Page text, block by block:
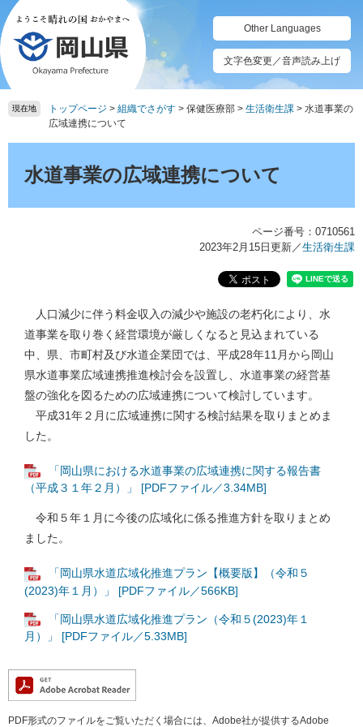
ペ
ー
ジ
の
先
頭
メ
ニ
ュ
ー
を
飛
て
Other Languages
文字色変更／音声読み上げ
現在地 トップページ > 組織でさがす > 保健医療部 > 生活衛生課 > 水道事業の
広域連携について
水道事業の広域連携について
ページ番号：0710561
2023年2月15日更新／生活衛生課
人口減少に伴う料金収入の減少や施設の老朽化により、水
道事業を取り巻く経営環境が厳しくなると見込まれている
中、県、市町村及び水道企業団では、平成28年11月から岡山
県水道事業広域連携推進検討会を設置し、水道事業の経営基
盤の強化を図るための広域連携について検討しています。
平成31年２月に広域連携に関する検討結果を取りまとめま
した。
「岡山県における水道事業の広域連携に関する報告書
（平成３１年２月）」 [PDFファイル／3.34MB]
令和５年１月に今後の広域化に係る推進方針を取りまとめ
ました。
「岡山県水道広域化推進プラン【概要版】（令和５
(2023)年１月）」 [PDFファイル／566KB]
「岡山県水道広域化推進プラン（令和５(2023)年１
月）」 [PDFファイル／5.33MB]
PDF形式のファイルをご覧いただく場合には、Adobe社が提供するAdobe